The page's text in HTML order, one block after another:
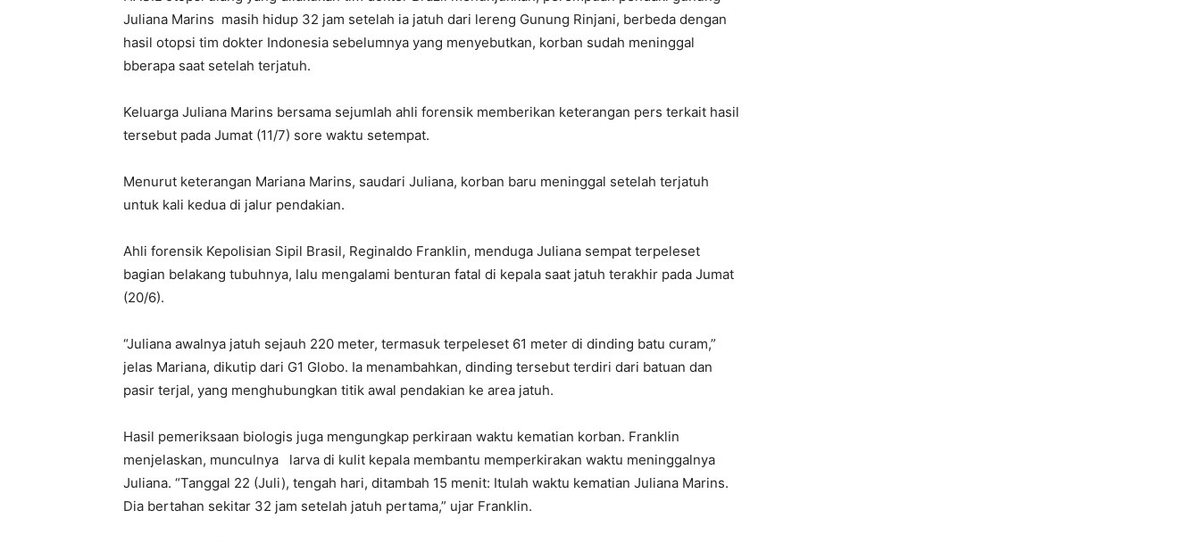
Juliana Marins masih hidup 32 jam setelah ia jatuh dari lereng Gunung Rinjani, berbeda dengan
hasil otopsi tim dokter Indonesia sebelumnya yang menyebutkan, korban sudah meninggal
bberapa saat setelah terjatuh.
Keluarga Juliana Marins bersama sejumlah ahli forensik memberikan keterangan pers terkait hasil
tersebut pada Jumat (11/7) sore waktu setempat.
Menurut keterangan Mariana Marins, saudari Juliana, korban baru meninggal setelah terjatuh
untuk kali kedua di jalur pendakian.
Ahli forensik Kepolisian Sipil Brasil, Reginaldo Franklin, menduga Juliana sempat terpeleset
bagian belakang tubuhnya, lalu mengalami benturan fatal di kepala saat jatuh terakhir pada Jumat
(20/6).
“Juliana awalnya jatuh sejauh 220 meter, termasuk terpeleset 61 meter di dinding batu curam,”
jelas Mariana, dikutip dari G1 Globo. Ia menambahkan, dinding tersebut terdiri dari batuan dan
pasir terjal, yang menghubungkan titik awal pendakian ke area jatuh.
Hasil pemeriksaan biologis juga mengungkap perkiraan waktu kematian korban. Franklin
menjelaskan, munculnya larva di kulit kepala membantu memperkirakan waktu meninggalnya
Juliana. “Tanggal 22 (Juli), tengah hari, ditambah 15 menit: Itulah waktu kematian Juliana Marins.
Dia bertahan sekitar 32 jam setelah jatuh pertama,” ujar Franklin.